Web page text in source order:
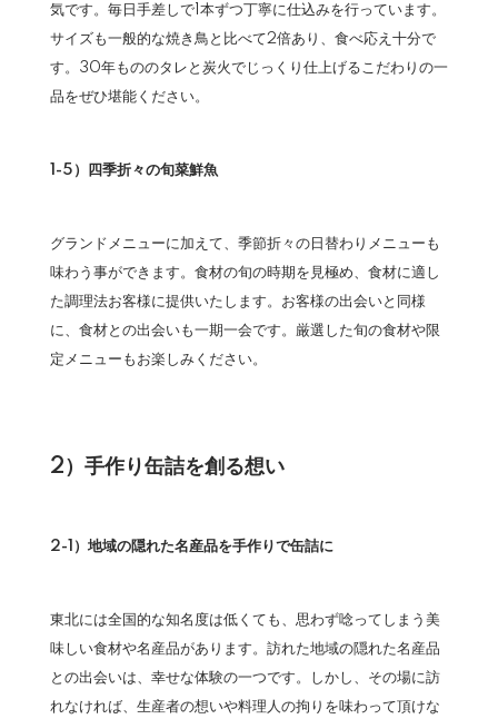
気です。毎日手差しで1本ずつ丁寧に仕込みを行っています。
サイズも一般的な焼き鳥と比べて2倍あり、食べ応え十分で
す。30年もののタレと炭火でじっくり仕上げるこだわりの一
品をぜひ堪能ください。
1-5）四季折々の旬菜鮮魚
グランドメニューに加えて、季節折々の日替わりメニューも
味わう事ができます。食材の旬の時期を見極め、食材に適し
た調理法お客様に提供いたします。お客様の出会いと同様
に、食材との出会いも一期一会です。厳選した旬の食材や限
定メニューもお楽しみください。
2）手作り缶詰を創る想い
2-1）地域の隠れた名産品を手作りで缶詰に
東北には全国的な知名度は低くても、思わず唸ってしまう美
味しい食材や名産品があります。訪れた地域の隠れた名産品
との出会いは、幸せな体験の一つです。しかし、その場に訪
れなければ、生産者の想いや料理人の拘りを味わって頂けな